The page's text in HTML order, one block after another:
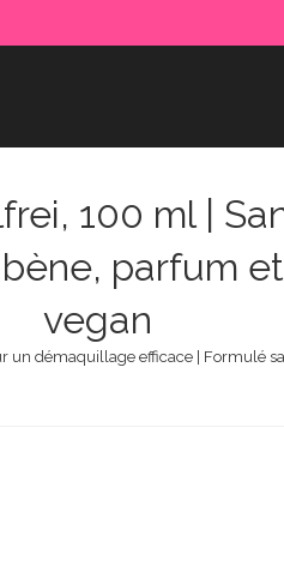
100 ml |
parfum
vegan
démaquillage efficace | Formulé